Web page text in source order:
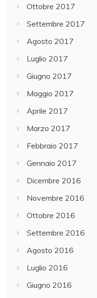
Ottobre 2017
Settembre 2017
Agosto 2017
Luglio 2017
Giugno 2017
Maggio 2017
Aprile 2017
Marzo 2017
Febbraio 2017
Gennaio 2017
Dicembre 2016
Novembre 2016
Ottobre 2016
Settembre 2016
Agosto 2016
Luglio 2016
Giugno 2016